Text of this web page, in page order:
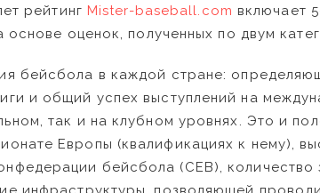
рейтинг Mister-baseball.com включает
основе оценок, полученных по двум
бейсбола в каждой стране:
и общий успех выступлений на
так и на клубном уровнях. Это и
Европы (квалификациях к нему),
бейсбола (СЕВ),